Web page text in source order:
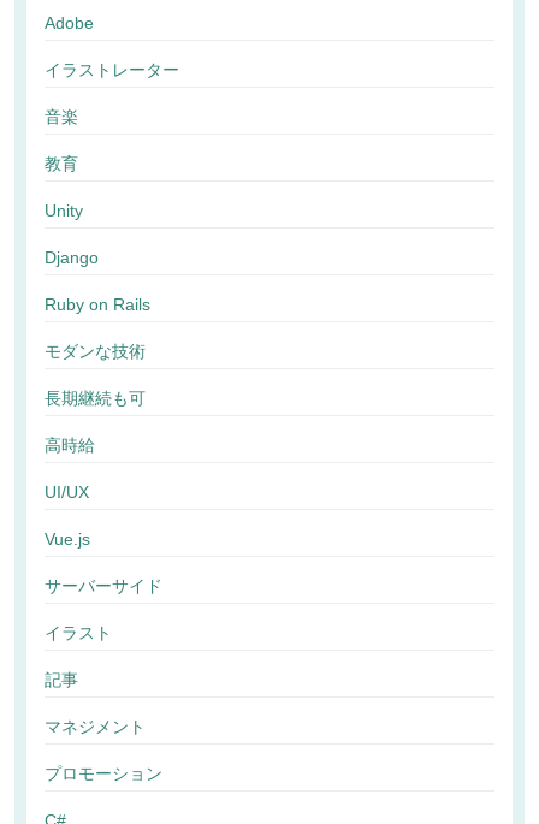
Adobe
イラストレーター
音楽
教育
Unity
Django
Ruby on Rails
モダンな技術
長期継続も可
高時給
UI/UX
Vue.js
サーバーサイド
イラスト
記事
マネジメント
プロモーション